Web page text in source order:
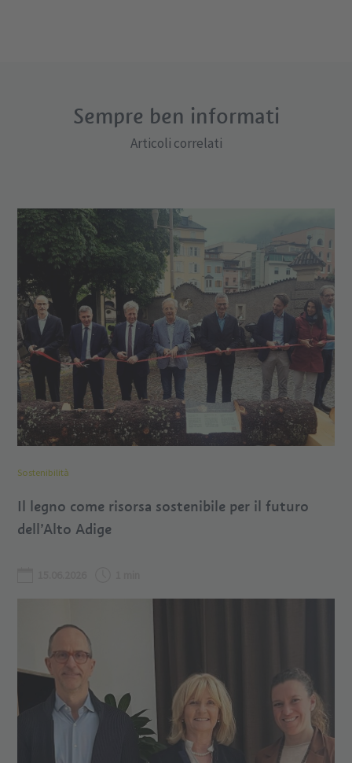
Sempre ben informati
Articoli correlati
Sostenibilità
Il legno come risorsa sostenibile per il futuro
dell’Alto Adige